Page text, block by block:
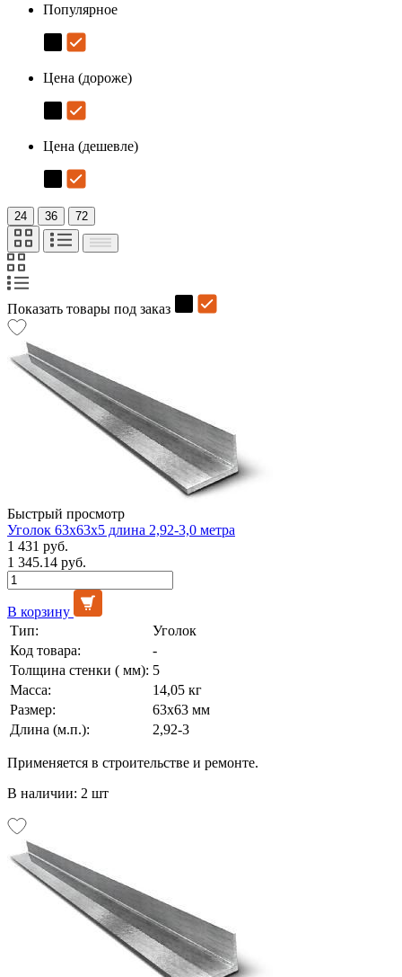
Популярное
Цена (дороже)
Цена (дешевле)
24 36 72
Показать товары под заказ
Быстрый просмотр
Уголок 63х63х5 длина 2,92-3,0 метра
1 431 руб.
1 345.14 руб.
В корзину
Тип:
Уголок
Код товара:
-
Толщина стенки ( мм): 5
Масса:
14,05 кг
Размер:
63х63 мм
Длина (м.п.):
2,92-3
Применяется в строительстве и ремонте.
В наличии: 2 шт